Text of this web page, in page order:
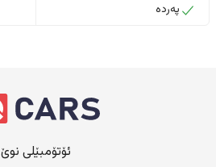
پەردە
ئۆتۆمبێلی نوێ